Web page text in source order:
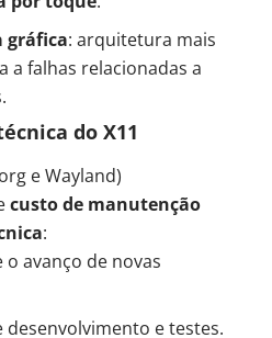
gráfica: arquitetura mais
a falhas relacionadas a
do X11
e Wayland)
custo de manutenção
:
avanço de novas
e testes.